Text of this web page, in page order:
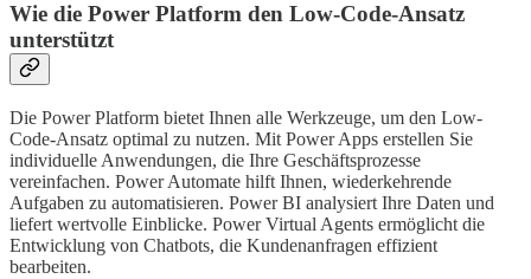
Wie die Power Platform den Low-Code-Ansatz
unterstützt
Die Power Platform bietet Ihnen alle Werkzeuge, um den Low-
Code-Ansatz optimal zu nutzen. Mit Power Apps erstellen Sie
individuelle Anwendungen, die Ihre Geschäftsprozesse
vereinfachen. Power Automate hilft Ihnen, wiederkehrende
Aufgaben zu automatisieren. Power BI analysiert Ihre Daten und
liefert wertvolle Einblicke. Power Virtual Agents ermöglicht die
Entwicklung von Chatbots, die Kundenanfragen effizient
bearbeiten.